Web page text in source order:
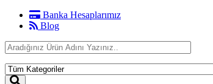
Banka Hesaplarımız
Blog